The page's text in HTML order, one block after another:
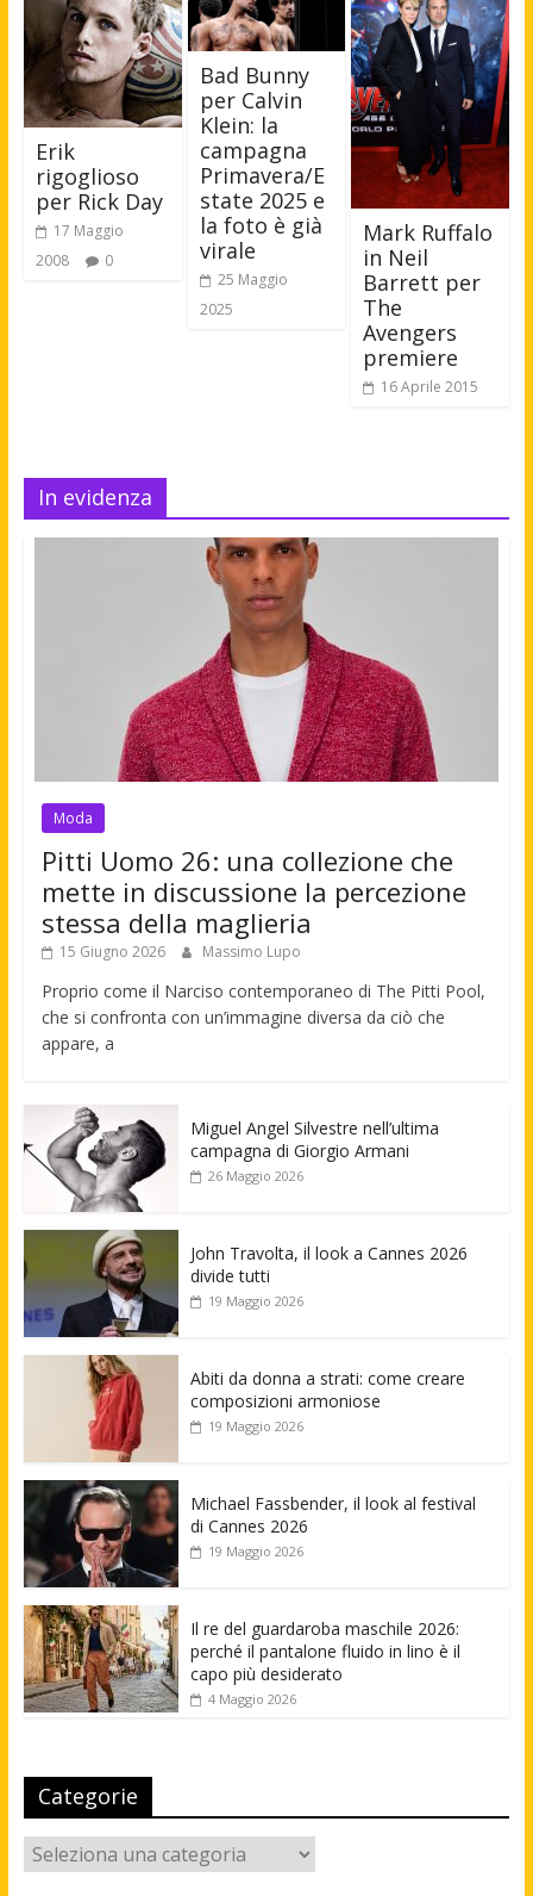
Erik
rigoglioso
per Rick Day
17 Maggio
2008
0
Bad Bunny
per Calvin
Klein: la
campagna
Primavera/E
state 2025 e
la foto è già
virale
25 Maggio
2025
Mark Ruffalo
in Neil
Barrett per
The
Avengers
premiere
16 Aprile 2015
In evidenza
Moda
Pitti Uomo 26: una collezione che
mette in discussione la percezione
stessa della maglieria
15 Giugno 2026 Massimo Lupo
Proprio come il Narciso contemporaneo di The Pitti Pool,
che si confronta con un’immagine diversa da ciò che
appare, a
Miguel Angel Silvestre nell’ultima
campagna di Giorgio Armani
26 Maggio 2026
John Travolta, il look a Cannes 2026
divide tutti
19 Maggio 2026
Abiti da donna a strati: come creare
composizioni armoniose
19 Maggio 2026
Michael Fassbender, il look al festival
di Cannes 2026
19 Maggio 2026
Il re del guardaroba maschile 2026:
perché il pantalone fluido in lino è il
capo più desiderato
4 Maggio 2026
Categorie
Categorie